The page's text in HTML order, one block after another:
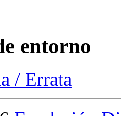
entorno
/ Errata